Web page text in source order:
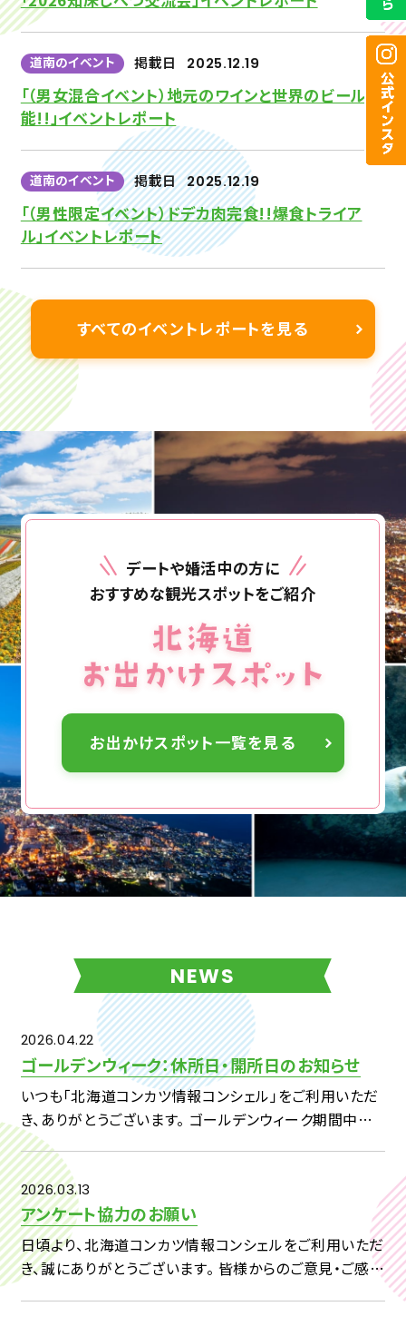
道南のイベント 掲載日 2025.12.19
「（男女混合イベント）地元のワインと世界のビール堪
能!!」イベントレポート
道南のイベント 掲載日 2025.12.19
「（男性限定イベント）ドデカ肉完食!!爆食トライア
ル」イベントレポート
すべてのイベントレポートを見る
デートや婚活中の方に
おすすめな観光スポットをご紹介
お出かけスポット一覧を見る
NEWS
2026.04.22
ゴールデンウィーク：休所日・開所日のお知らせ
いつも「北海道コンカツ情報コンシェル」をご利用いただ
き、ありがとうございます。 ゴールデンウィーク期間中の
休所日および開所日につきまして、下記のとおりご案内い
たします。 【対象期間】4月29日（水）～5月7日（木） ・4
[…]
2026.03.13
アンケート協力のお願い
日頃より、北海道コンカツ情報コンシェルをご利用いただ
き、誠にありがとうございます。 皆様からのご意見・ご感想